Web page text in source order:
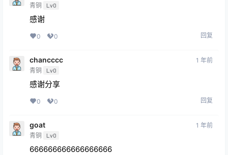
青铜 Lv0
感谢
0 0 回复
chancccc
青铜 Lv0
1 年前
感谢分享
0 0 回复
goat
青铜 Lv0
1 年前
666666666666666666